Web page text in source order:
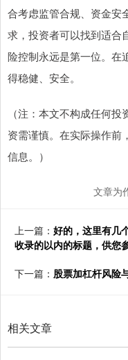
合考虑监管合规、资金安
求，投资者可以找到适合
险控制永远是第一位。在
得稳健、安全。
（注：本文不构成任何
资需谨慎。在实际操作前
信息。）
文章为
上一篇： 好的，这里有几
收录的以内的标题，供您
下一篇： 股票加杠杆风险
相关文章